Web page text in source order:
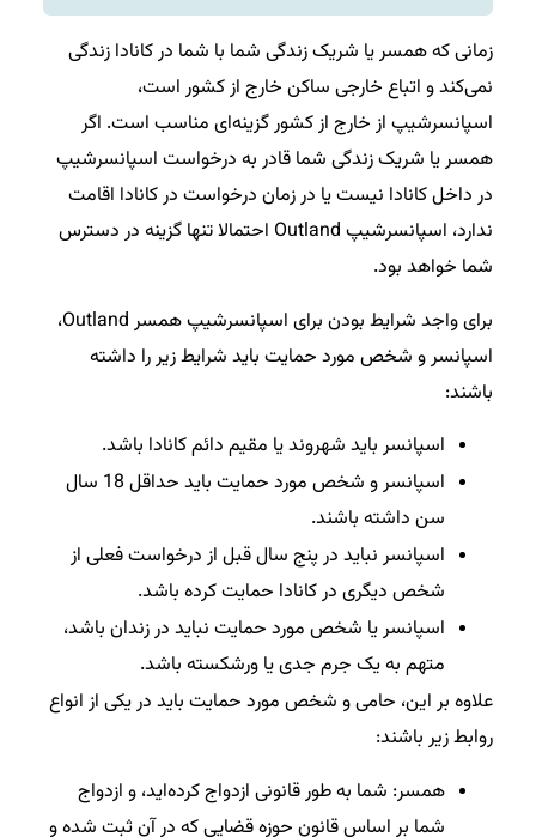
زمانی که همسر یا شریک زندگی شما با شما در کانادا زندگی
نمی‌کند و اتباع خارجی ساکن خارج از کشور است،
اسپانسرشیپ از خارج از کشور گزینه‌ای مناسب است. اگر
همسر یا شریک زندگی شما قادر به درخواست اسپانسرشیپ
در داخل کانادا نیست یا در زمان درخواست در کانادا اقامت
ندارد، اسپانسرشیپ Outland احتمالا تنها گزینه در دسترس
شما خواهد بود.
برای واجد شرایط بودن برای اسپانسرشیپ همسر Outland،
اسپانسر و شخص مورد حمایت باید شرایط زیر را داشته
باشند:
اسپانسر باید شهروند یا مقیم دائم کانادا باشد.
اسپانسر و شخص مورد حمایت باید حداقل 18 سال
سن داشته باشند.
اسپانسر نباید در پنج سال قبل از درخواست فعلی از
شخص دیگری در کانادا حمایت کرده باشد.
اسپانسر یا شخص مورد حمایت نباید در زندان باشد،
متهم به یک جرم جدی یا ورشکسته باشد.
علاوه بر این، حامی و شخص مورد حمایت باید در یکی از انواع
روابط زیر باشند:
همسر: شما به طور قانونی ازدواج کرده‌اید، و ازدواج
شما بر اساس قانون حوزه قضایی که در آن ثبت شده و